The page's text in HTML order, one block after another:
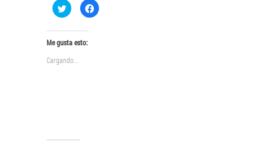
Haz
clic
en
Twitter
(Se
abre
en
Haz
clic
Me gusta esto:
Cargando...